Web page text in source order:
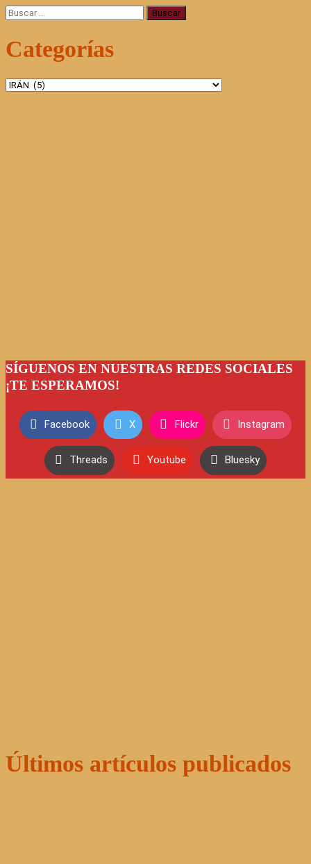
Buscar:
Categorías
Categorías
SÍGUENOS EN NUESTRAS REDES SOCIALES
¡TE ESPERAMOS!
Facebook X Flickr Instagram
Threads Youtube Bluesky
Últimos artículos publicados